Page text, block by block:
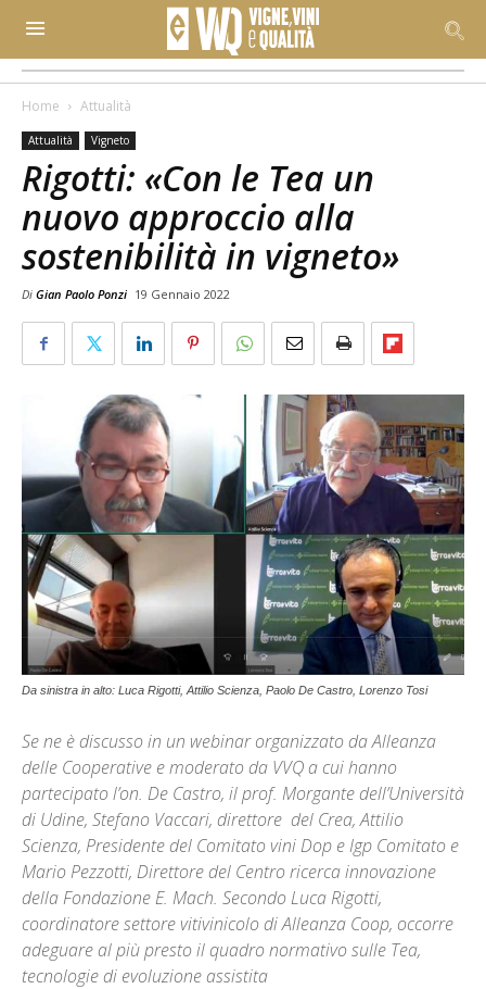
Home Attualità
Attualità Vigneto
Rigotti: «Con le Tea un
nuovo approccio alla
sostenibilità in vigneto»
Di Gian Paolo Ponzi 19 Gennaio 2022
Da sinistra in alto: Luca Rigotti, Attilio Scienza, Paolo De Castro, Lorenzo Tosi
Se ne è discusso in un webinar organizzato da Alleanza
delle Cooperative e moderato da VVQ a cui hanno
partecipato l’on. De Castro, il prof. Morgante dell’Università
di Udine, Stefano Vaccari, direttore del Crea, Attilio
Scienza, Presidente del Comitato vini Dop e Igp Comitato e
Mario Pezzotti, Direttore del Centro ricerca innovazione
della Fondazione E. Mach. Secondo Luca Rigotti,
coordinatore settore vitivinicolo di Alleanza Coop, occorre
adeguare al più presto il quadro normativo sulle Tea,
tecnologie di evoluzione assistita